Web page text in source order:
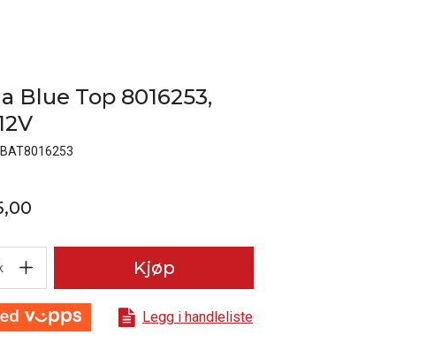
Blue Top 8016253,
BAT8016253
Kjøp
Legg i handleliste